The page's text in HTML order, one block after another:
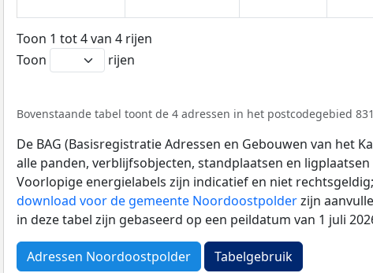
Toon 1 tot 4 van 4 rijen
Toon
rijen
Bovenstaande tabel toont de 4 adressen in het postcodegebied
De BAG (Basisregistratie Adressen en Gebouwen van het
alle panden, verblijfsobjecten, standplaatsen en
Voorlopige energielabels zijn indicatief en niet
download voor de gemeente Noordoostpolderzijn
in deze tabel zijn gebaseerd op een peildatum van 1 juli
Adressen Noordoostpolder Tabelgebruik